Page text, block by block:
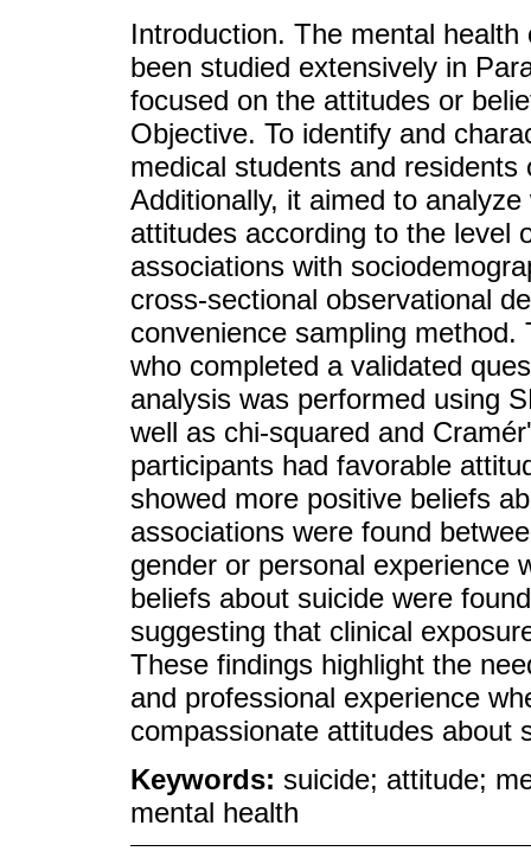
Introduction. The mental
been studied extensively in
focused on the attitudes or
Objective. To identify and
medical students and
Additionally, it aimed to
attitudes according to the level
associations with
cross-sectional observational
convenience sampling
who completed a validated
analysis was performed using
well as chi-squared and
participants had favorable
showed more positive beliefs
associations were found
gender or personal experience
beliefs about suicide were
suggesting that clinical
These findings highlight the
and professional experience
compassionate attitudes about
Keywords: suicide; attitude;
mental health